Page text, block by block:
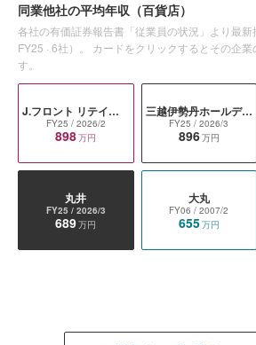
同業他社の平均年収 （百貨店）
各社の有価証券報告書「従業員の状況」より最新
FY25 · 6社）。 カードをクリックするとその企業
す。
J.フロント リテイリング
FY25 / 2026/2
898万円
三越伊勢丹ホールディングス
FY25 / 2026/3
896万円
丸井
FY25 / 2026/3
689万円
大丸
FY06 / 2007/2
655万円